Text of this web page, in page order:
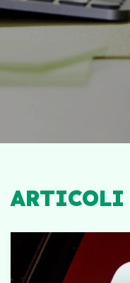
ARTICOLI